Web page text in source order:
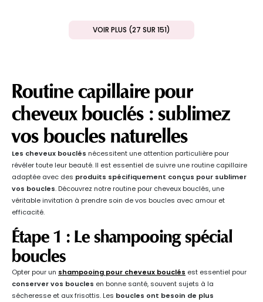
VOIR PLUS (27 SUR 151)
Routine capillaire pour
cheveux bouclés : sublimez
vos boucles naturelles
Les cheveux bouclés nécessitent une attention particulière pour
révéler toute leur beauté. Il est essentiel de suivre une routine capillaire
adaptée avec des produits spécifiquement conçus pour sublimer
vos boucles. Découvrez notre routine pour cheveux bouclés, une
véritable invitation à prendre soin de vos boucles avec amour et
efficacité.
Étape 1 : Le shampooing spécial
boucles
Opter pour un shampooing pour cheveux bouclés est essentiel pour
conserver vos boucles en bonne santé, souvent sujets à la
sécheresse et aux frisottis. Les boucles ont besoin de plus